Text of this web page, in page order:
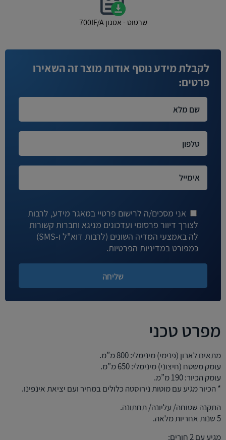
לקבלת מידע נוסף אודות מוצר זה השאירו
פרטים:
אני מסכים/ה לרישום פרטיי במאגר מידע, לרבות
לצורך דיוור פרסומי ועדכונים מניגא וחברות קשורות
לה באמצעי המדיה השונים (לרבות דוא"ל ו-SMS)
כמפורט במדיניות הפרטיות.
מפרט טכני
מתאים לארון (פנימי) מינימלי: 800 מ”מ.
עומק משטח (חיצוני) מינימלי: 650 מ”מ.
עומק הכיור: 190 מ”מ.
* הכיור מגיע עם מוטות נירוסטה כלולים במחיר ועם יציאת אינפינו.
התקנה שטוחה/ עליונה/ תחתונה.
5 שנות אחריות מלאה.
מגיע עם 2 חורים:
שרטוט - אטגון 700IF/A